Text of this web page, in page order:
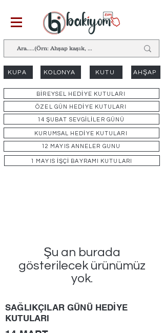
KUPA KUTU
KOLONYA AHŞAP
BİREYSEL HEDİYE KUTULARI
ÖZEL GÜN HEDİYE KUTULARI
14 ŞUBAT SEVGİLİLER GÜNÜ
KURUMSAL HEDİYE KUTULARI
12 MAYIS ANNELER GÜNÜ
1 MAYIS İŞÇİ BAYRAMI KUTULARI
Şu an burada
gösterilecek ürünümüz
yok.
SAĞLIKÇILAR GÜNÜ HEDİYE
KUTULARI